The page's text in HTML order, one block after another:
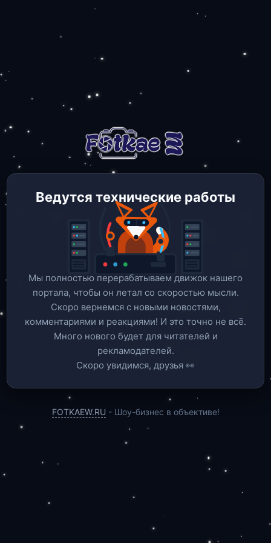
Ведутся технические работы
Мы полностью перерабатываем движок нашего
портала, чтобы он летал со скоростью мысли.
Скоро вернемся c новыми новостями,
комментариями и реакциями! И это точно не всё.
Много нового будет для читателей и
рекламодателей.
Скоро увидимся, друзья 👀
FOTKAEW.RU - Шоу-бизнес в объективе!